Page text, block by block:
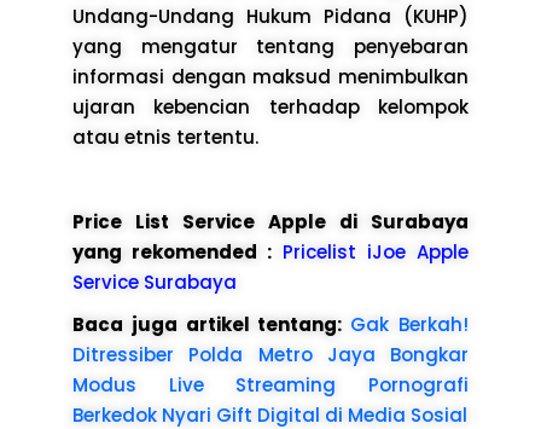
Undang-Undang Hukum Pidana (KUHP)
yang mengatur tentang penyebaran
informasi dengan maksud menimbulkan
ujaran kebencian terhadap kelompok
atau etnis tertentu.
Price List Service Apple di Surabaya
yang rekomended : Pricelist iJoe Apple
Service Surabaya
Baca juga artikel tentang: Gak Berkah!
Ditressiber Polda Metro Jaya Bongkar
Modus Live Streaming Pornografi
Berkedok Nyari Gift Digital di Media Sosial